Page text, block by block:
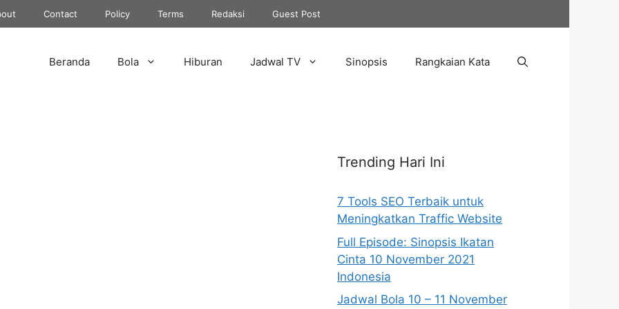
Contact Policy Terms Redaksi Guest Post
Beranda Bola Hiburan Jadwal TV Sinopsis Rangkaian Kata
Trending Hari Ini
7 Tools SEO Terbaik untuk
Meningkatkan Traffic Website
Full Episode: Sinopsis Ikatan
Cinta 10 November 2021
Indonesia
Jadwal Bola 10 – 11 November